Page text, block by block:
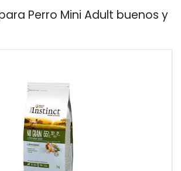
Perro Mini Adult buenos y